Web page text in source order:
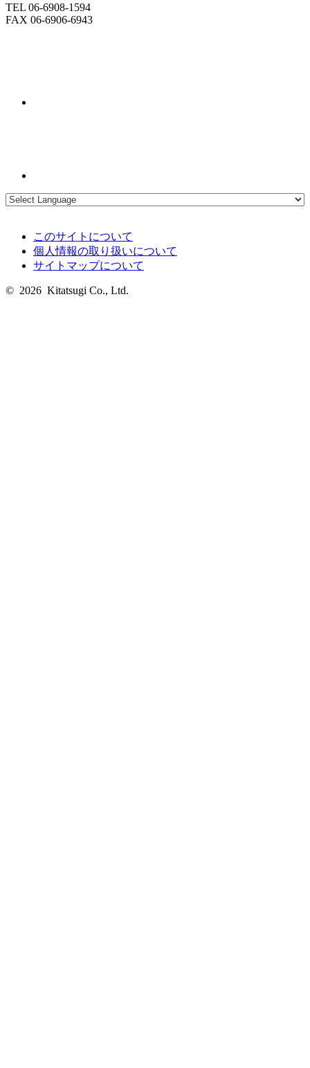
TEL 06-6908-1594
FAX 06-6906-6943
このサイトについて
個人情報の取り扱いについて
サイトマップについて
© 2026 Kitatsugi Co., Ltd.